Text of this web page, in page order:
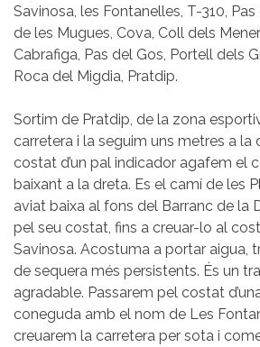
Savinosa, les Fontanelles, T-310,
de les Mugues, Cova, Coll dels
Cabrafiga, Pas del Gos, Portell dels
Roca del Migdia, Pratdip.
Sortim de Pratdip, de la zona
carretera i la seguim uns metres a la
costat d’un pal indicador agafem el
baixant a la dreta. Es el camí de les
aviat baixa al fons del Barranc de la
pel seu costat, fins a creuar-lo al
Savinosa. Acostuma a portar aigua,
de sequera més persistents. És un
agradable. Passarem pel costat
coneguda amb el nom de Les
creuarem la carretera per sota i